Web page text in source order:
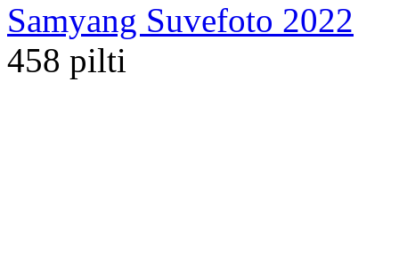
Samyang Suvefoto 2022
458 pilti